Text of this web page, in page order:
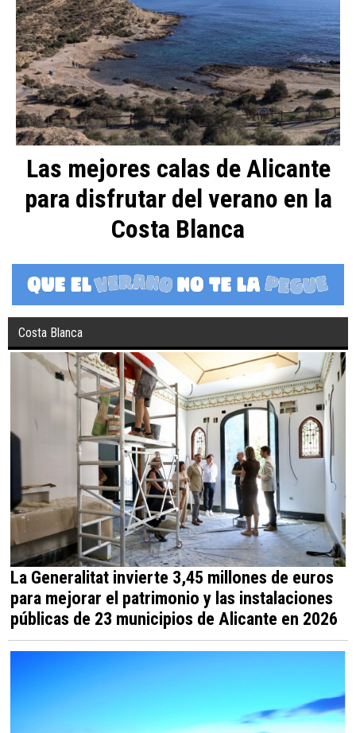
Las mejores calas de Alicante
para disfrutar del verano en la
Costa Blanca
Costa Blanca
La Generalitat invierte 3,45 millones de euros
para mejorar el patrimonio y las instalaciones
públicas de 23 municipios de Alicante en 2026